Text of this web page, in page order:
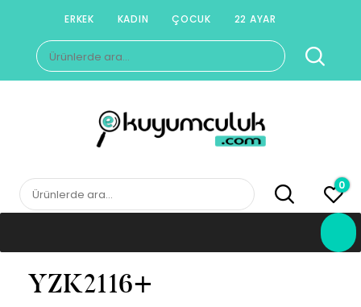
content
ERKEK KADIN ÇOCUK 22 AYAR
Ara:
E-KUYUMCULUK
Herkesin Kuyumcusu
Ara: 0
YZK2116+